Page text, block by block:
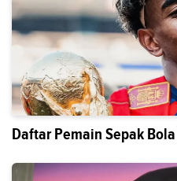
Daftar Pemain Sepak